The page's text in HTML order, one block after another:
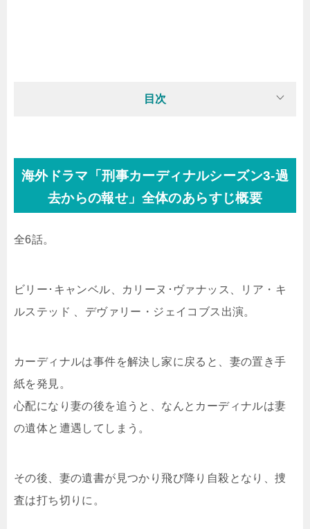
目次
海外ドラマ「刑事カーディナルシーズン3-過
去からの報せ」全体のあらすじ概要
全6話。
ビリー･キャンベル、カリーヌ･ヴァナッス、リア・キ
ルステッド 、デヴァリー・ジェイコブス出演。
カーディナルは事件を解決し家に戻ると、妻の置き手
紙を発見。
心配になり妻の後を追うと、なんとカーディナルは妻
の遺体と遭遇してしまう。
その後、妻の遺書が見つかり飛び降り自殺となり、捜
査は打ち切りに。